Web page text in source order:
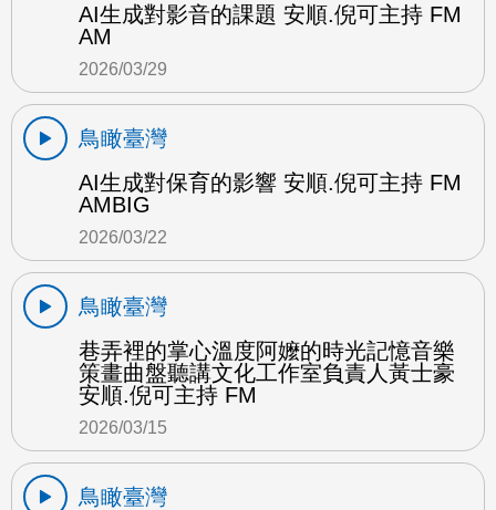
AI生成對影音的課題 安順.倪可主持 FM
AM
2026/03/29
鳥瞰臺灣
AI生成對保育的影響 安順.倪可主持 FM
AMBIG
2026/03/22
鳥瞰臺灣
巷弄裡的掌心溫度阿嬤的時光記憶音樂
策畫曲盤聽講文化工作室負責人黃士豪
安順.倪可主持 FM
2026/03/15
鳥瞰臺灣